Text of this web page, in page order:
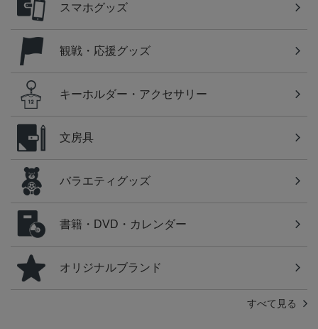
スマホグッズ
観戦・応援グッズ
キーホルダー・アクセサリー
文房具
バラエティグッズ
書籍・DVD・カレンダー
オリジナルブランド
すべて見る